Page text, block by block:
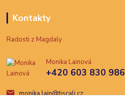
Kontakty
Radosti z Magdaly
Monika Lainová
+420 603 830 986
monika.lain@tiscali.cz